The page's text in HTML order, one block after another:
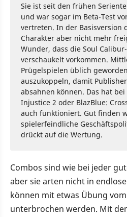
Sie ist seit den frühen
und war sogar im Beta-Test
vertreten. In der Basisversion
Charakter aber nicht mehr
Wunder, dass die Soul
verschaukelt vorkommen.
Prügelspielen üblich
auszukoppeln, damit
absahnen können. Das hat
Injustice 2 oder BlazBlue:
auch funktioniert. Gut finden
spielerfeindliche
drückt auf die Wertung.
Combos sind wie bei jeder
aber sie arten nicht in
können mit etwas Übung
unterbrochen werden. Mit